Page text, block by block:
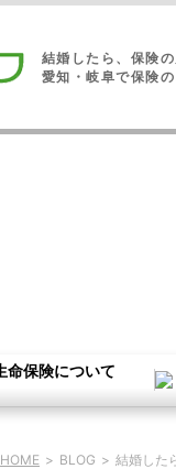
結婚したら、保険
愛知・岐阜で保険
HOME > BLOG > 結婚した